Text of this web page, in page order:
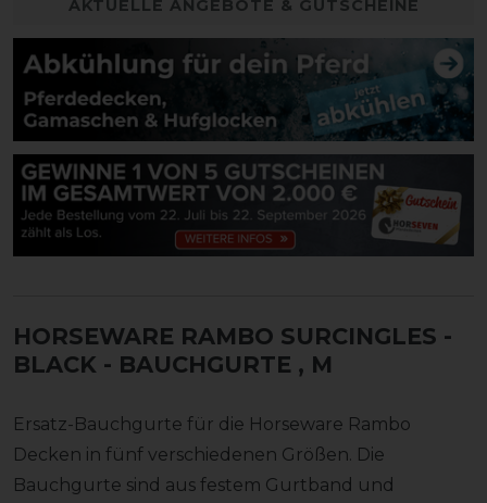
AKTUELLE ANGEBOTE & GUTSCHEINE
HORSEWARE RAMBO SURCINGLES -
BLACK - BAUCHGURTE , M
Ersatz-Bauchgurte für die Horseware Rambo
Decken in fünf verschiedenen Größen. Die
Bauchgurte sind aus festem Gurtband und